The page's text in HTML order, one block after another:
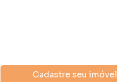
Cadastre seu imóvel